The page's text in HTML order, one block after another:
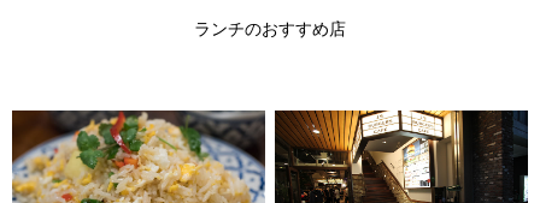
ランチのおすすめ店